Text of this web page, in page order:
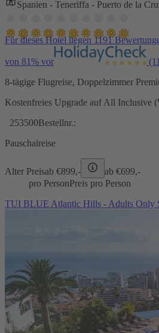
Spanien - Teneriffa - Puerto de la
Für dieses Hotel liegen 1191
von 81% vor
8-tägige Flugreise, Doppelzimmer
Kostenfreies Upgrade auf All Inclusive
253500Bestellnr.:
Pauschalreise
Alter Preisab €899,- ab €699,-
pro PersonPreis pro Person
TUI BLUE Atlantic Hills - Adults Only